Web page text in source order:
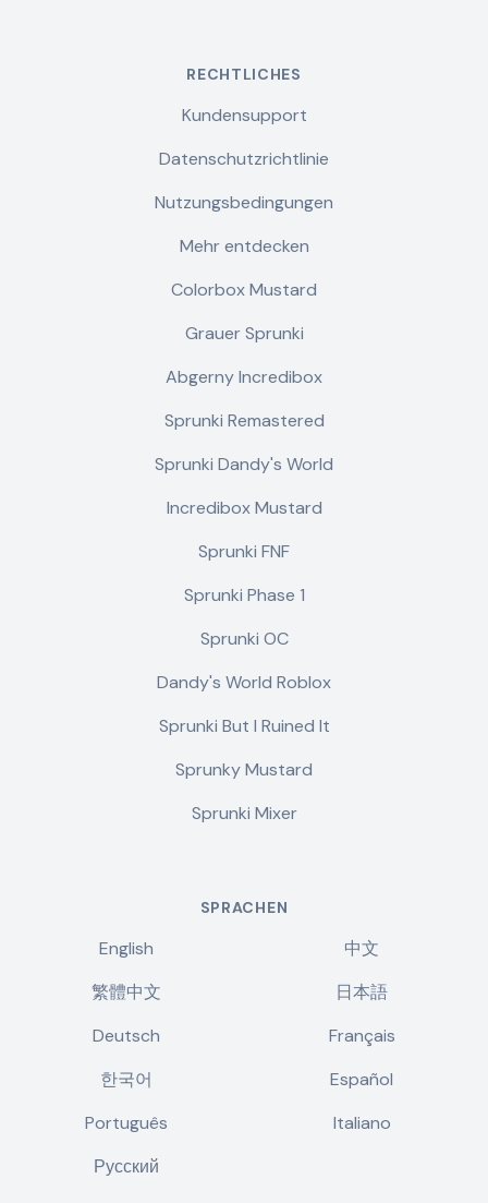
RECHTLICHES
Kundensupport
Datenschutzrichtlinie
Nutzungsbedingungen
Mehr entdecken
Colorbox Mustard
Grauer Sprunki
Abgerny Incredibox
Sprunki Remastered
Sprunki Dandy's World
Incredibox Mustard
Sprunki FNF
Sprunki Phase 1
Sprunki OC
Dandy's World Roblox
Sprunki But I Ruined It
Sprunky Mustard
Sprunki Mixer
SPRACHEN
English
中文
繁體中文
日本語
Deutsch
Français
한국어
Español
Português
Italiano
Русский